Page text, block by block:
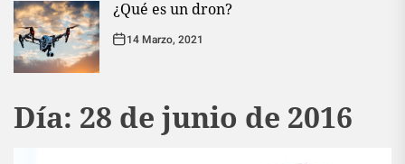
¿Qué es un dron?
14 Marzo, 2021
Día: 28 de junio de 2016